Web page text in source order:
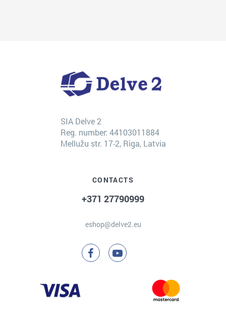
SIA Delve 2
Reg. number: 44103011884
Mellužu str. 17-2, Riga, Latvia
CONTACTS
+371 27790999
eshop@delve2.eu